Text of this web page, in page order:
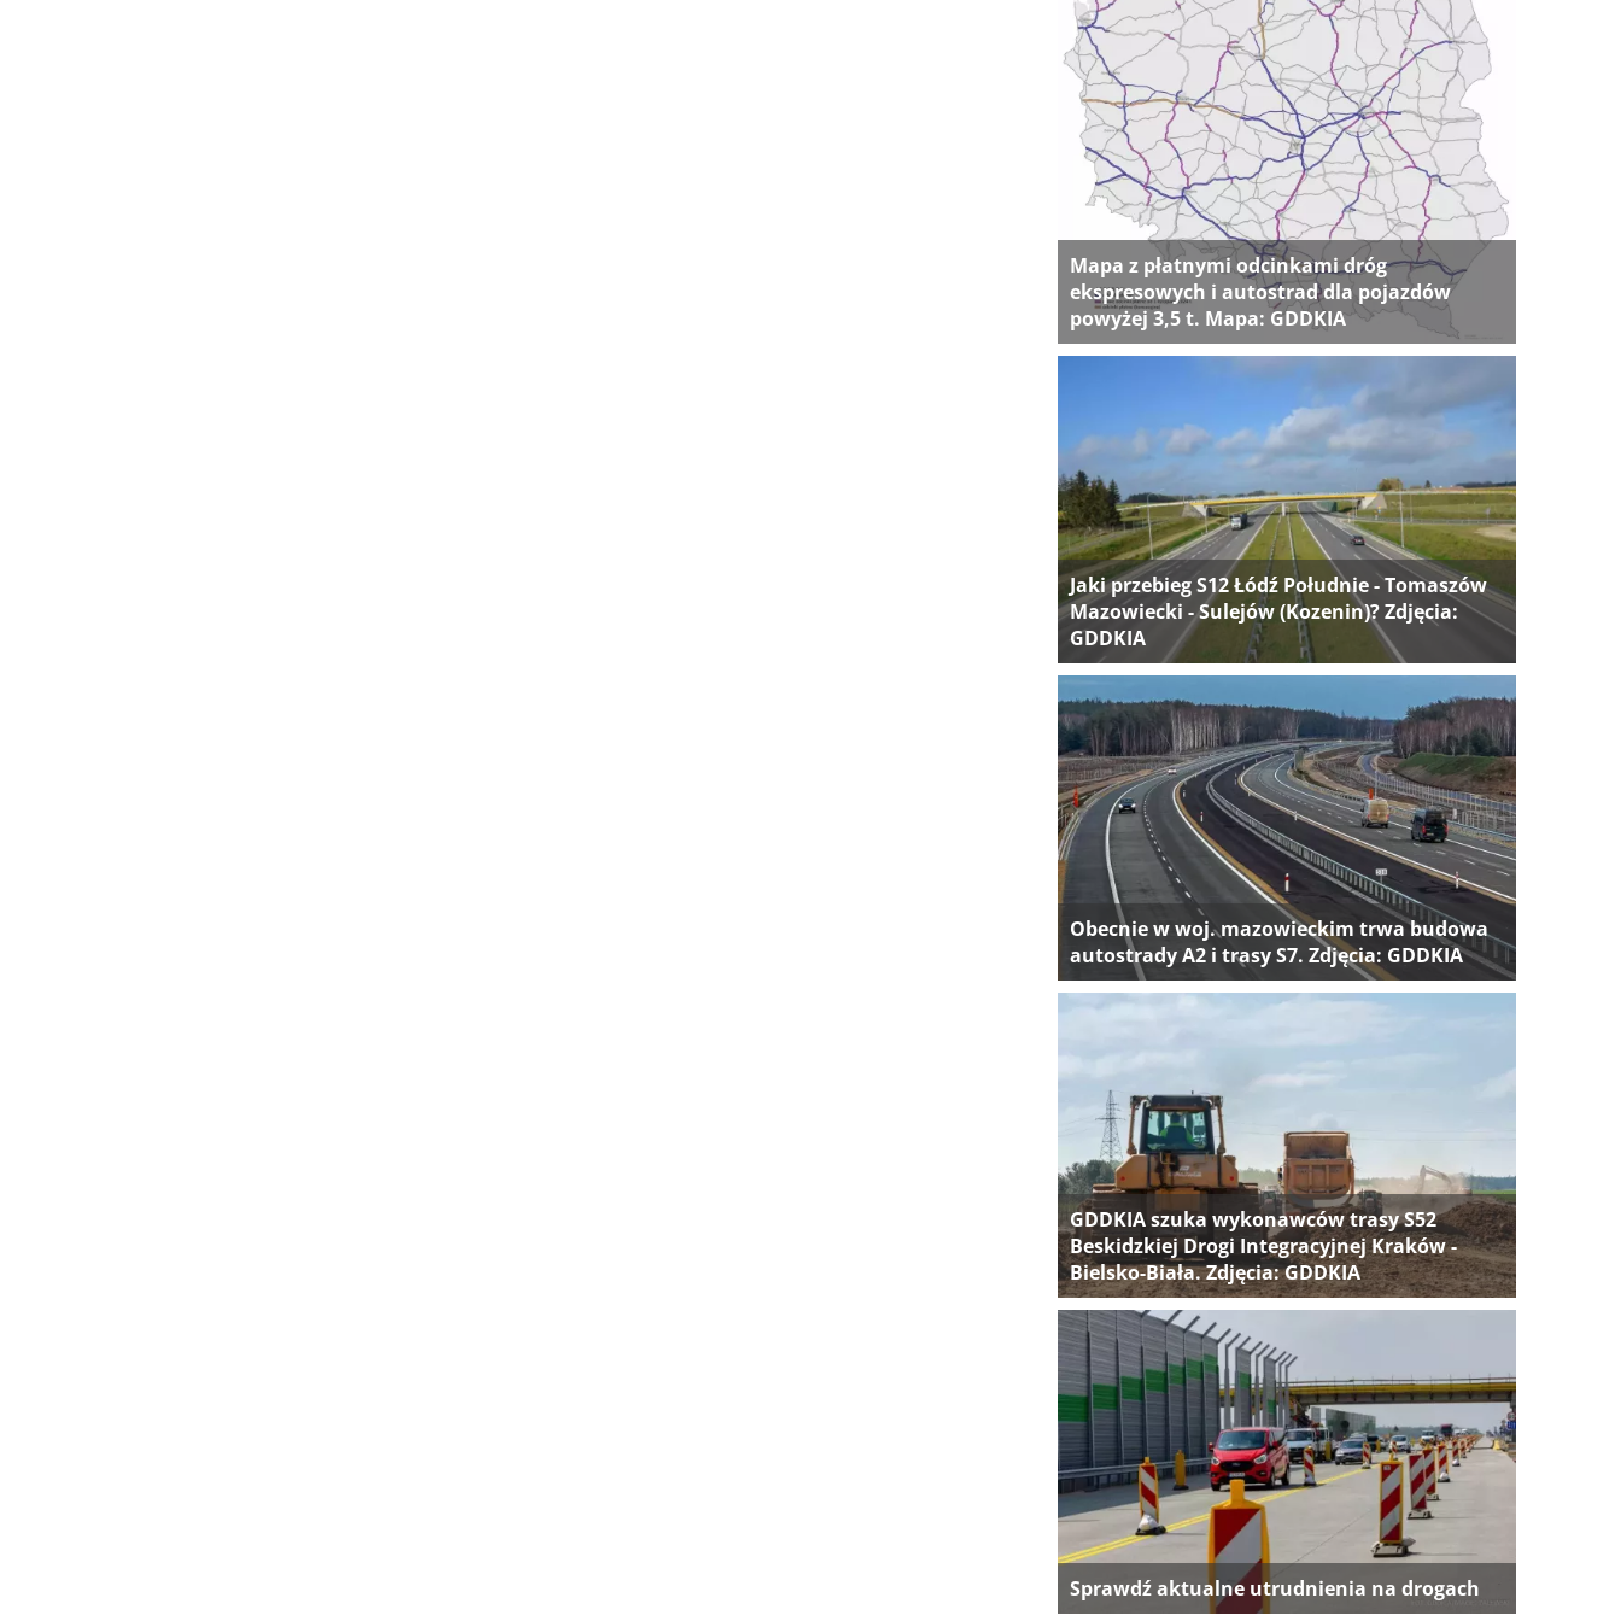
Mapa z płatnymi odcinkami dróg
ekspresowych i autostrad dla pojazdów
powyżej 3,5 t. Mapa: GDDKIA
Jaki przebieg S12 Łódź Południe - Tomaszów
Mazowiecki - Sulejów (Kozenin)? Zdjęcia:
GDDKIA
Obecnie w woj. mazowieckim trwa budowa
autostrady A2 i trasy S7. Zdjęcia: GDDKIA
GDDKIA szuka wykonawców trasy S52
Beskidzkiej Drogi Integracyjnej Kraków -
Bielsko-Biała. Zdjęcia: GDDKIA
Sprawdź aktualne utrudnienia na drogach